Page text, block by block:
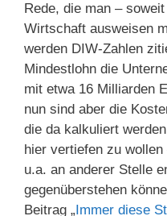
Rede, die man –
Wirtschaft ausweisen
werden DIW-Zahlen
Mindestlohn die
mit etwa 16 Milliarden
nun sind aber die
die da kalkuliert
hier vertiefen zu
u.a. an anderer Stelle
gegenüberstehen
Beitrag „Immer diese